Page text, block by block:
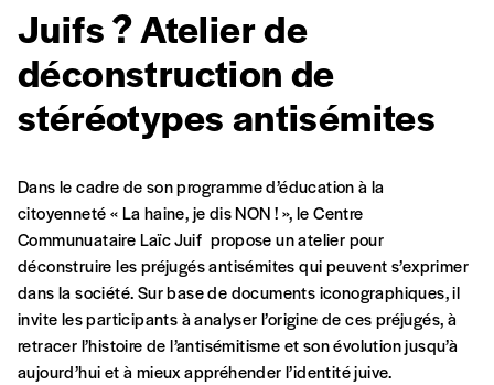
Juifs ? Atelier de
déconstruction de
stéréotypes antisémites
Se connecter
Formulaire de
commande
A partir de 2021,Imag, le magazine de
Dans le cadre de son programme d’éducation à la
citoyenneté « La haine, je dis NON ! », le Centre
Communuataire Laïc Juif propose un atelier pour
déconstruire les préjugés antisémites qui peuvent s’exprimer
dans la société. Sur base de documents iconographiques, il
invite les participants à analyser l’origine de ces préjugés, à
retracer l’histoire de l’antisémitisme et son évolution jusqu’à
aujourd’hui et à mieux appréhender l’identité juive.